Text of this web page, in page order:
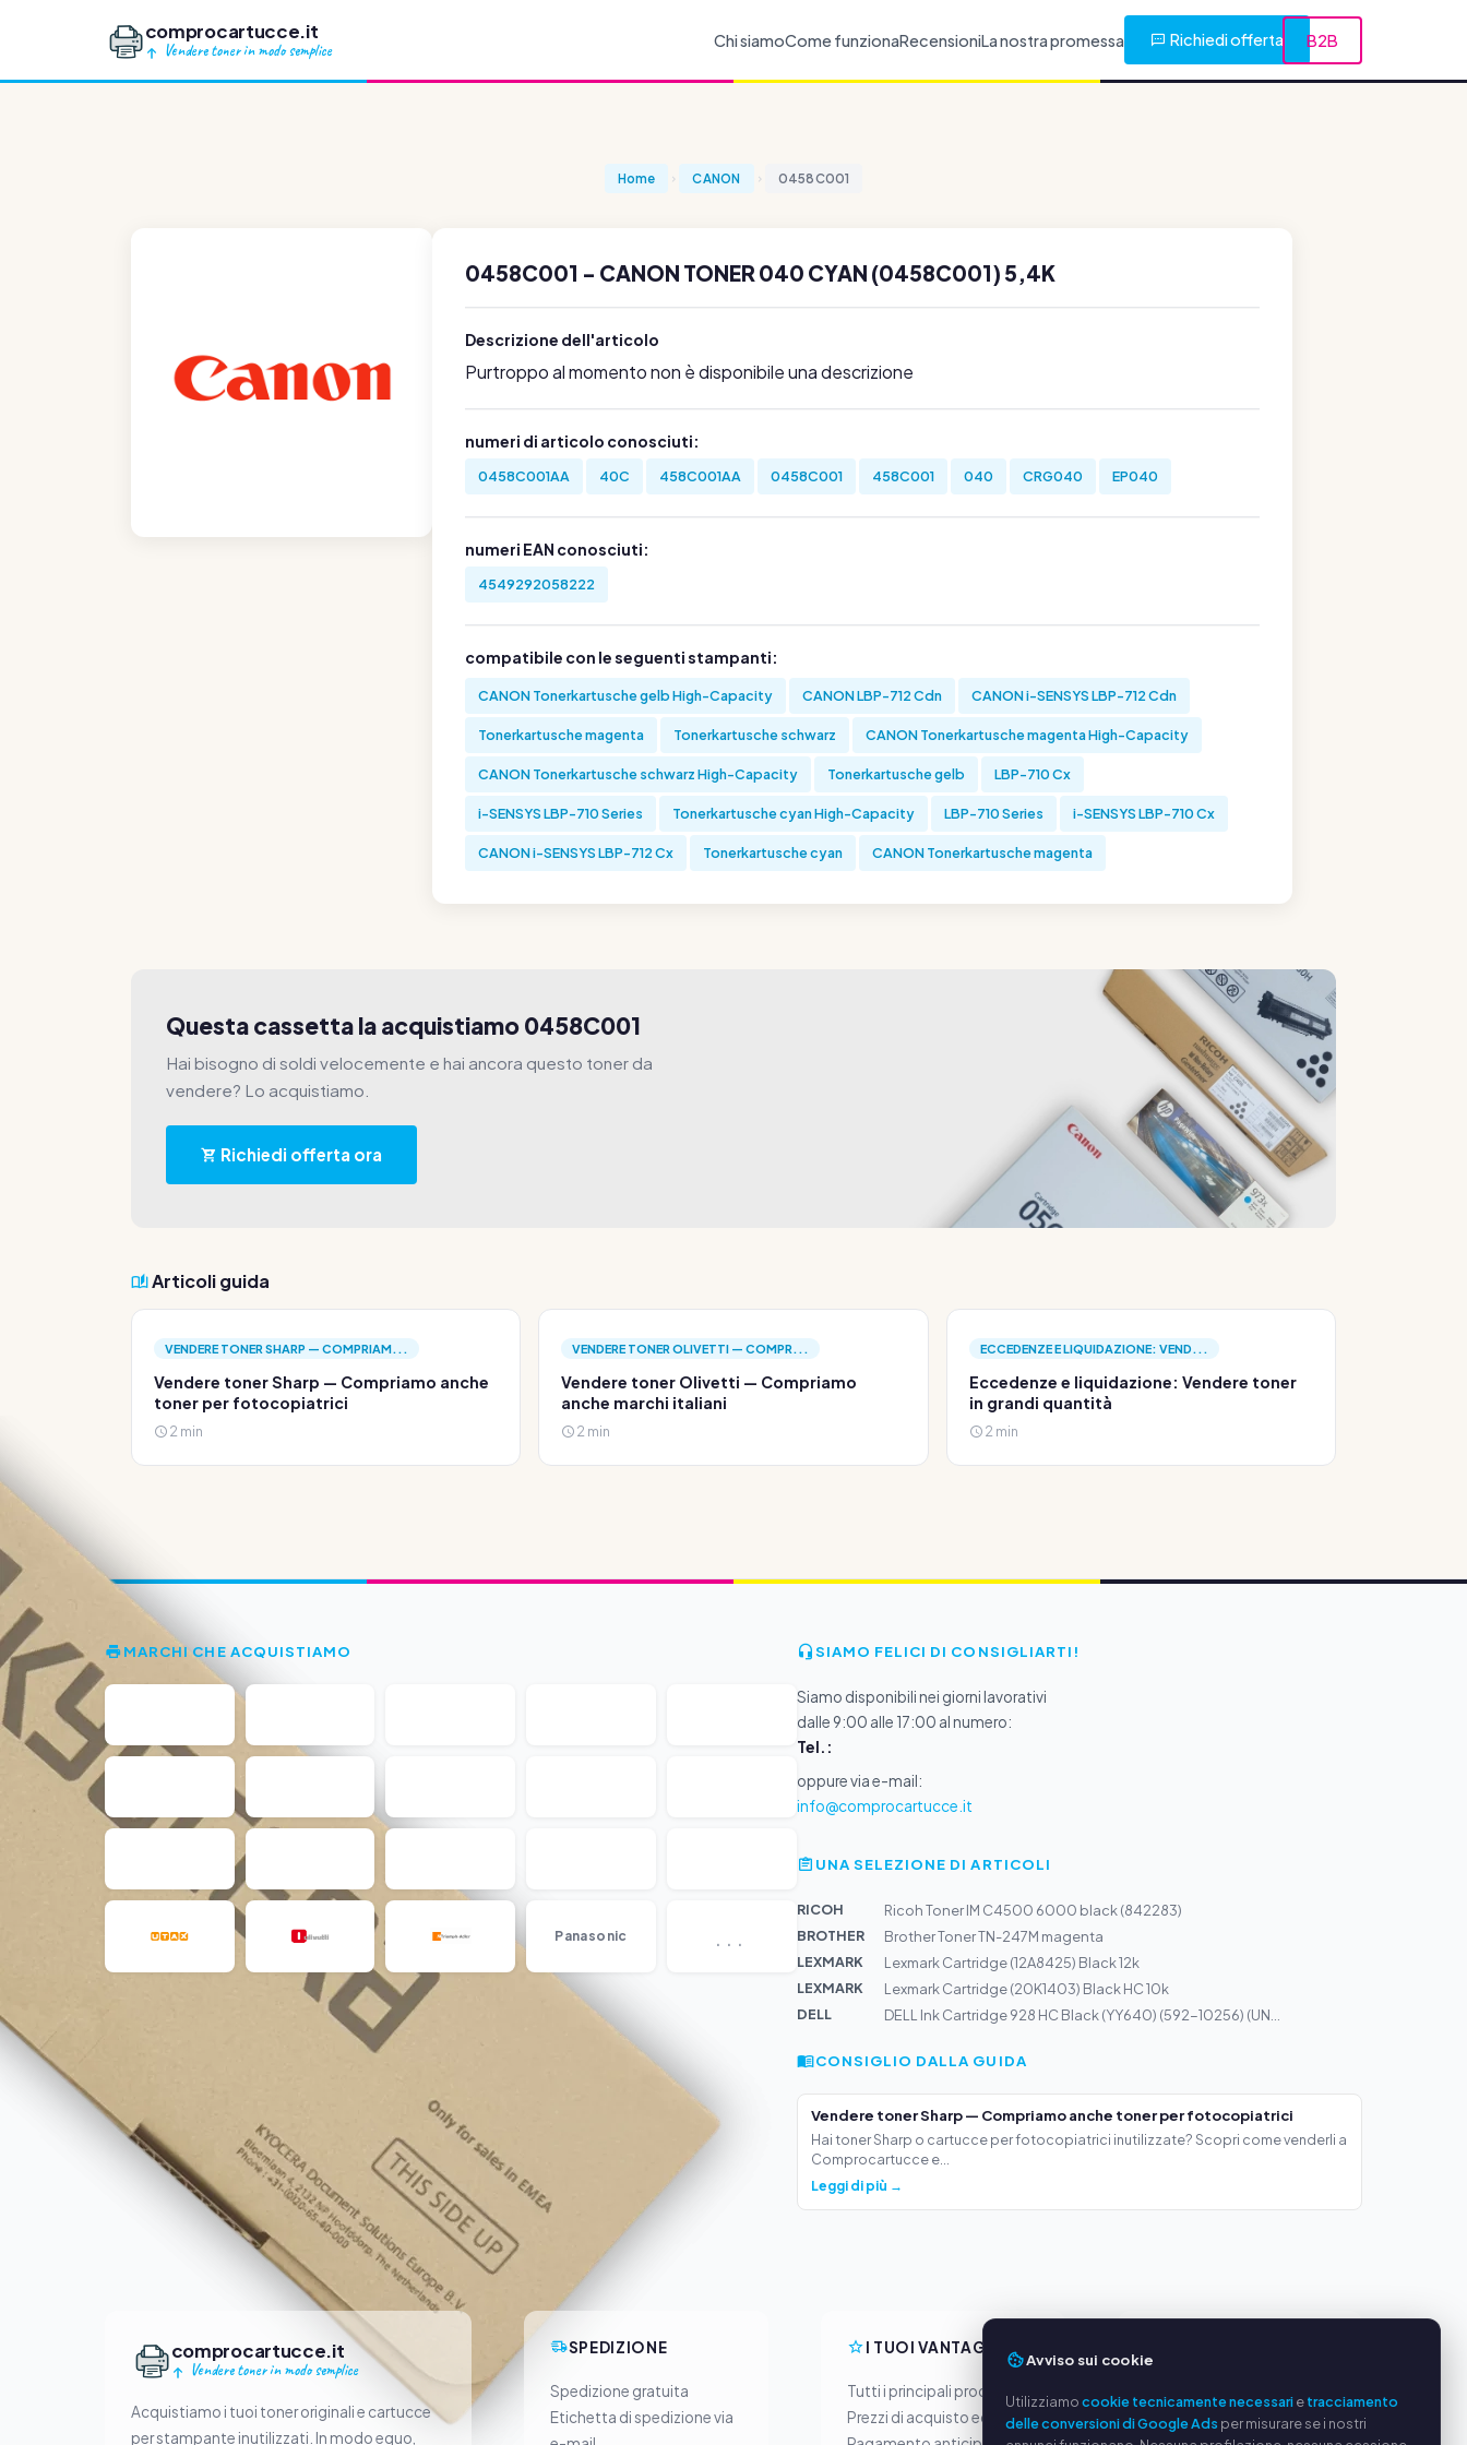
comprocartucce.it
Vendere toner in modo semplice
Chi siamoCome funzionaRecensioniLa nostra promessa Richiedi offerta B2B
Home CANON 0458C001
0458C001 - CANON TONER 040 CYAN (0458C001) 5,4K
Descrizione dell'articolo
Purtroppo al momento non è disponibile una descrizione
numeri di articolo conosciuti:
0458C001AA 40C 458C001AA 0458C001 458C001 040 CRG040 EP040
numeri EAN conosciuti:
4549292058222
compatibile con le seguenti stampanti:
CANON Tonerkartusche gelb High-Capacity CANON LBP-712 Cdn CANON i-SENSYS LBP-712 Cdn
Tonerkartusche magenta Tonerkartusche schwarz CANON Tonerkartusche magenta High-Capacity
CANON Tonerkartusche schwarz High-Capacity Tonerkartusche gelb LBP-710 Cx
i-SENSYS LBP-710 Series Tonerkartusche cyan High-Capacity LBP-710 Series i-SENSYS LBP-710 Cx
CANON i-SENSYS LBP-712 Cx Tonerkartusche cyan CANON Tonerkartusche magenta
Questa cassetta la acquistiamo 0458C001
Hai bisogno di soldi velocemente e hai ancora questo toner da
vendere? Lo acquistiamo.
Richiedi offerta ora
Articoli guida
VENDERE TONER SHARP — COMPRIAM...
Vendere toner Sharp — Compriamo anche
toner per fotocopiatrici
2 min
VENDERE TONER OLIVETTI — COMPR...
Vendere toner Olivetti — Compriamo
anche marchi italiani
2 min
ECCEDENZE E LIQUIDAZIONE: VEND...
Eccedenze e liquidazione: Vendere toner
in grandi quantità
2 min
MARCHI CHE ACQUISTIAMO
Panasonic ...
SIAMO FELICI DI CONSIGLIARTI!
Siamo disponibili nei giorni lavorativi
dalle 9:00 alle 17:00 al numero:
Tel.:
oppure via e-mail:
info@comprocartucce.it
UNA SELEZIONE DI ARTICOLI
RICOH
Ricoh Toner IM C4500 6000 black (842283)
BROTHER
Brother Toner TN-247M magenta
LEXMARK
Lexmark Cartridge (12A8425) Black 12k
LEXMARK
Lexmark Cartridge (20K1403) Black HC 10k
DELL
DELL Ink Cartridge 928 HC Black (YY640) (592-10256) (UN...
CONSIGLIO DALLA GUIDA
Vendere toner Sharp — Compriamo anche toner per fotocopiatrici
Hai toner Sharp o cartucce per fotocopiatrici inutilizzate? Scopri come venderli a
Comprocartucce e...
Leggi di più →
comprocartucce.it
Vendere toner in modo semplice
Acquistiamo i tuoi toner originali e cartucce
per stampante inutilizzati. In modo equo,
SPEDIZIONE
Spedizione gratuita
Etichetta di spedizione via
I TUOI VANTAGGI
Tutti i principali produttori
Prezzi di acquisto equi
Informativa sulla privacy
Avviso sui cookie
Utilizziamocookie tecnicamente necessarietracciamento
delle conversioni di Google Ads per misurare se i nostri